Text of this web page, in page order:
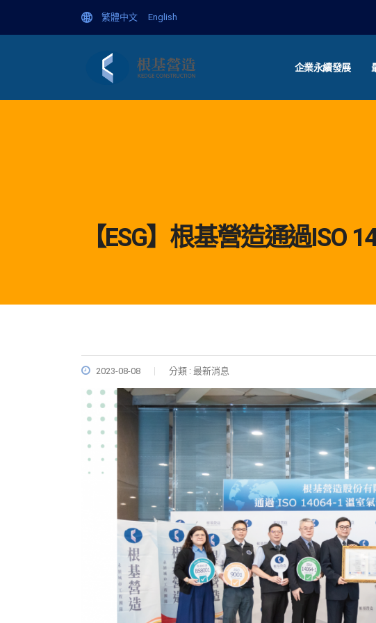
繁體中文 English
企業永續發展
【ESG】根基營造通過ISO
2023-08-08 分類 : 最新消息